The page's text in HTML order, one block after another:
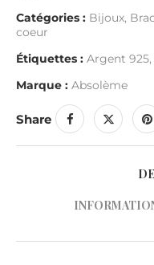
Catégories : Bijoux,
coeur
Étiquettes : Argent 925,
Marque : Absolème
Share